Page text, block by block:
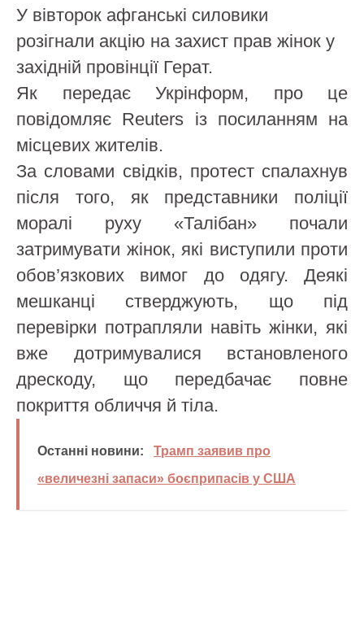
У вівторок афганські силовики
розігнали акцію на захист прав жінок у
західній провінції Герат.
Як передає Укрінформ, про це
повідомляє Reuters із посиланням на
місцевих жителів.
За словами свідків, протест спалахнув
після того, як представники поліції
моралі руху «Талібан» почали
затримувати жінок, які виступили проти
обов’язкових вимог до одягу. Деякі
мешканці стверджують, що під
перевірки потрапляли навіть жінки, які
вже дотримувалися встановленого
дрескоду, що передбачає повне
покриття обличчя й тіла.
Останні новини:
Трамп заявив про
«величезні запаси» боєприпасів у США